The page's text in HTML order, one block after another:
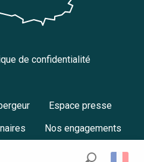
de confidentialité
Espace presse
Nos engagements